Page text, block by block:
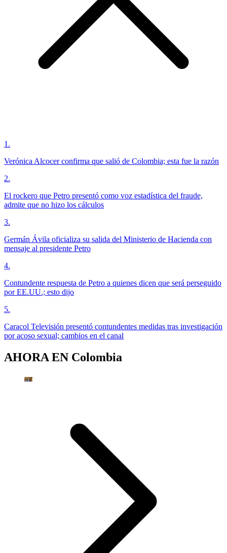
1 .
Verónica Alcocer confirma que salió de Colombia; esta fue la razón
2.
El rockero que Petro presentó como voz estadística del fraude,
admite que no hizo los cálculos
3.
Germán Ávila oficializa su salida del Ministerio de Hacienda con
mensaje al presidente Petro
4.
Contundente respuesta de Petro a quienes dicen que será perseguido
por EE.UU.; esto dijo
5.
Caracol Televisión presentó contundentes medidas tras investigación
por acoso sexual; cambios en el canal
AHORA EN Colombia